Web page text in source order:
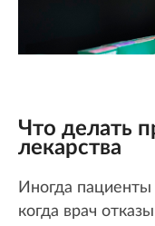
Что делать
лекарства
Иногда пациенты
когда врач